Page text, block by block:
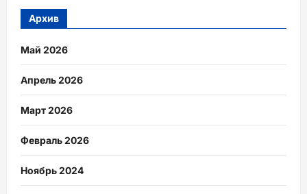
Архив
Май 2026
Апрель 2026
Март 2026
Февраль 2026
Ноябрь 2024